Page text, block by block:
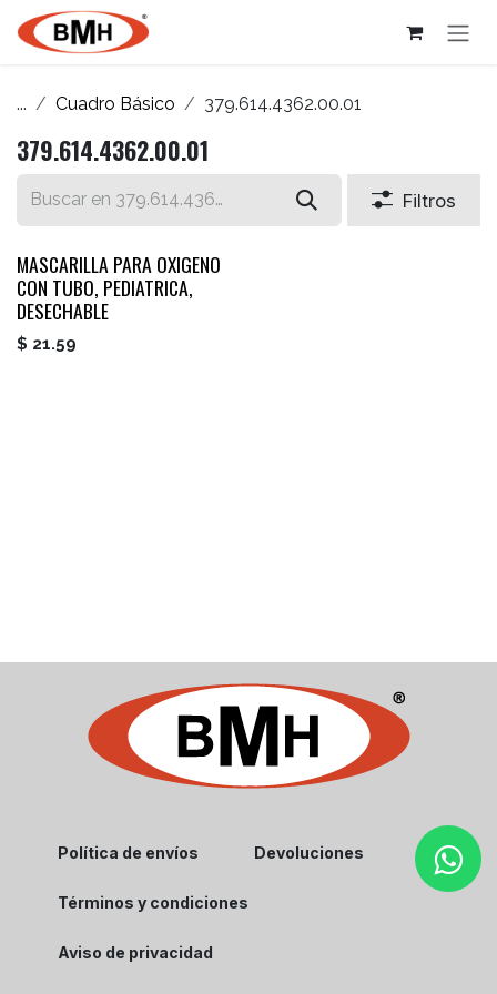
Ir al contenido
... Cuadro Básico 379.614.4362.00.01
379.614.4362.00.01
Filtros
MASCARILLA PARA OXIGENO
CON TUBO, PEDIATRICA,
DESECHABLE
$ 21.59
Política de envíos Devoluciones
Términos y condiciones
Aviso de privacidad